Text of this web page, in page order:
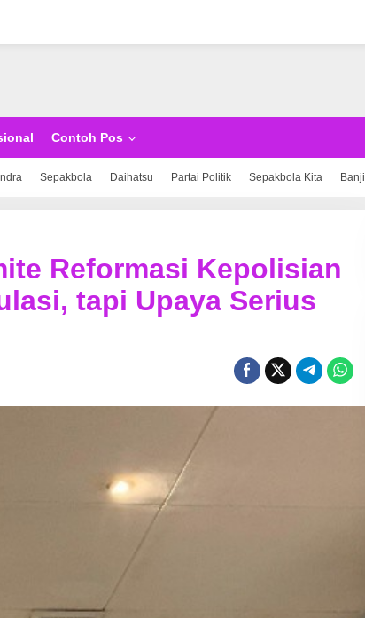
Contoh Pos
Sepakbola Daihatsu Partai Politik Sepakbola Kita
Reformasi Kepolisian
tapi Upaya Serius